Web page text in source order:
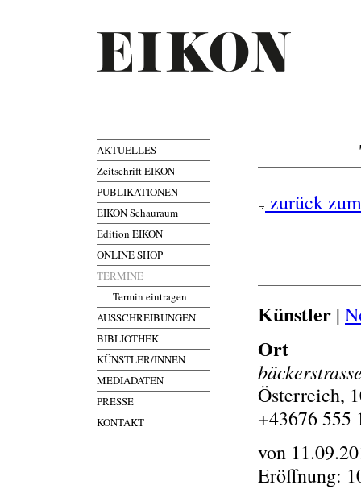
AKTUELLES
Zeitschrift EIKON
PUBLIKATIONEN
EIKON Schauraum
Edition EIKON
ONLINE SHOP
TERMINE
Termin eintragen
AUSSCHREIBUNGEN
BIBLIOTHEK
KÜNSTLER/INNEN
MEDIADATEN
PRESSE
KONTAKT
zurück
Künstler |
Ort
Österreich,
+43676 555
von
Eröffnung: